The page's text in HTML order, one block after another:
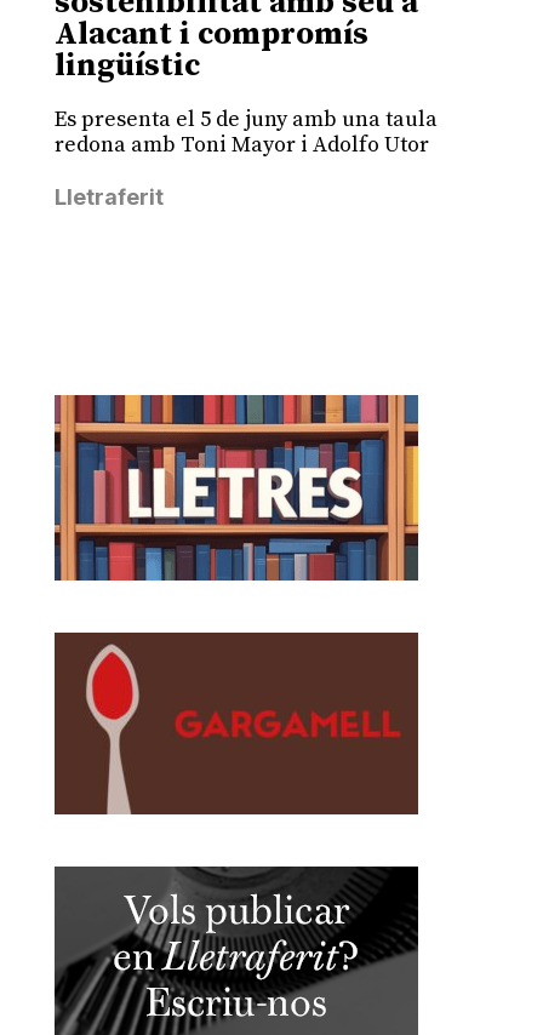
Alacant i compromís
lingüístic
Es presenta el 5 de juny amb una taula
redona amb Toni Mayor i Adolfo Utor
Lletraferit